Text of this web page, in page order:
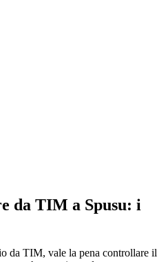
da TIM a Spusu: i
da TIM, vale la pena controllare il